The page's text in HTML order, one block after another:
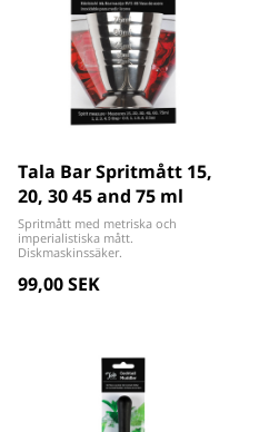
Tala Bar Spritmått 15,
20, 30 45 and 75 ml
Spritmått med metriska och
imperialistiska mått.
Diskmaskinssäker.
99,00 SEK